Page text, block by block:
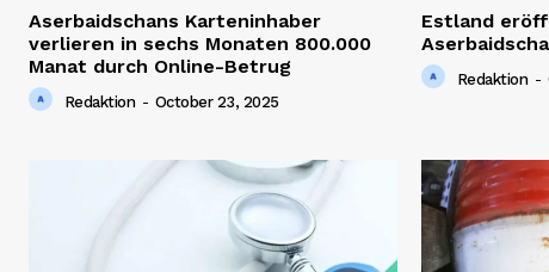
Aserbaidschans Karteninhaber
verlieren in sechs Monaten 800.000
Manat durch Online-Betrug
Redaktion - October 23, 2025
Estland
Redaktion -